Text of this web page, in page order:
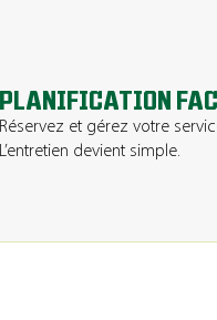
PLANIFICATION
Réservez et gérez votre
L’entretien devient simple.